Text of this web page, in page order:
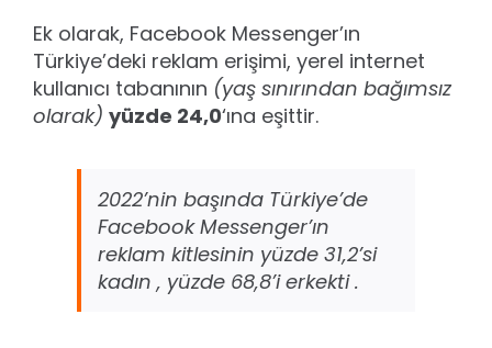
Ek olarak, Facebook Messenger’ın
Türkiye’deki reklam erişimi, yerel internet
kullanıcı tabanının (yaş sınırından bağımsız
olarak) yüzde 24,0‘ına eşittir.
2022’nin başında Türkiye’de
Facebook Messenger’ın
reklam kitlesinin yüzde 31,2’si
kadın , yüzde 68,8’i erkekti .